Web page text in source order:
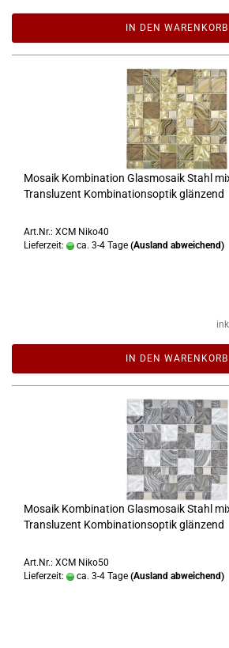
IN DEN WARENKORB
Mosaik Kombination Glasmosaik Stahl
Transluzent Kombinationsoptik glänzend
Art.Nr.: XCM Niko40
Lieferzeit:
ca. 3-4 Tage (Ausland abweichend)
IN DEN WARENKORB
Mosaik Kombination Glasmosaik Stahl
Transluzent Kombinationsoptik glänzend
Art.Nr.: XCM Niko50
Lieferzeit:
ca. 3-4 Tage (Ausland abweichend)